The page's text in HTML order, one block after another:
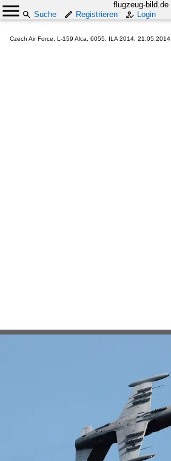
flugzeug-bild.de
Suche
Registrieren Login
Czech Air Force, L-159 Alca, 6055, ILA 2014, 21.05.2014